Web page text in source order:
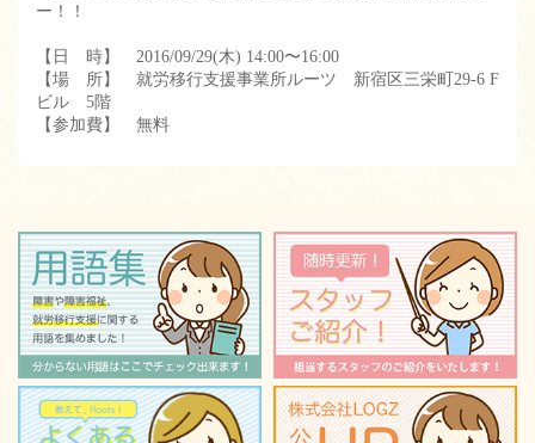
ー！！
【日 時】 2016/09/29(木) 14:00〜16:00
【場 所】 就労移行支援事業所ルーツ 新宿区三栄町29-6 F
ビル 5階
【参加費】 無料